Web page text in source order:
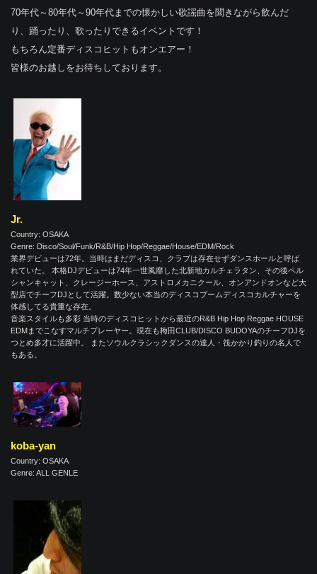
70年代～80年代～90年代までの懐かしい歌謡曲を聞きながら飲んだ
り、踊ったり、歌ったりできるイベントです！
もちろん定番ディスコヒットもオンエアー！
皆様のお越しをお待ちしております。
Jr.
Country: OSAKA
Genre: Disco/Soul/Funk/R&B/Hip Hop/Reggae/House/EDM/Rock
業界デビューは72年。当時はまだディスコ、クラブは存在せずダンスホールと呼ば
れていた。 本格DJデビューは74年一世風靡した北新地カルチェラタン、その後ペル
シャンキャット、クレージーホース、アストロメカニクール、オンアンドオンなど大
型店でチーフDJとして活躍。数少ない本当のディスコブームディスコカルチャーを
体感してる貴重な存在。
音楽スタイルも多彩 当時のディスコヒットから最近のR&B Hip Hop Reggae HOUSE
EDMまでこなすマルチプレーヤー。現在も梅田CLUB/DISCO BUDOYAのチーフDJを
つとめ多才に活躍中。 またソウルクラシックダンスの達人・筏かかり釣りの名人で
もある。
koba-yan
Country: OSAKA
Genre: ALL GENLE